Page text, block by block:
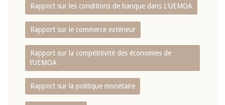
Rapport sur les conditions de banque dans L‘UEMOA
Rapport sur le commerce extérieur
Rapport sur la compétitivité des économies de
l‘UEMOA
Rapport sur la politique monétaire